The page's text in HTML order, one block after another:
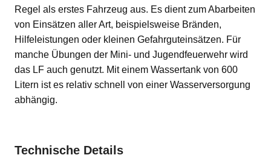
Regel als erstes Fahrzeug aus. Es dient zum Abarbeiten
von Einsätzen aller Art, beispielsweise Bränden,
Hilfeleistungen oder kleinen Gefahrguteinsätzen. Für
manche Übungen der Mini- und Jugendfeuerwehr wird
das LF auch genutzt. Mit einem Wassertank von 600
Litern ist es relativ schnell von einer Wasserversorgung
abhängig.
Technische Details